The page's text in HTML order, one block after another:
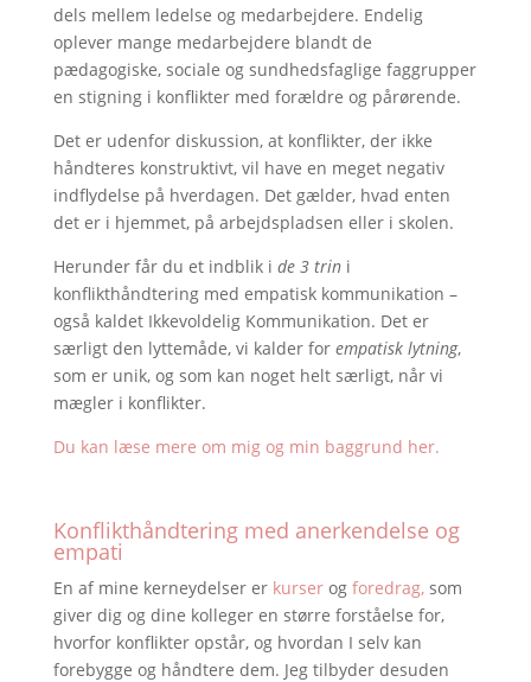
dels mellem ledelse og medarbejdere. Endelig
oplever mange medarbejdere blandt de
pædagogiske, sociale og sundhedsfaglige faggrupper
en stigning i konflikter med forældre og pårørende.
Det er udenfor diskussion, at konflikter, der ikke
håndteres konstruktivt, vil have en meget negativ
indflydelse på hverdagen. Det gælder, hvad enten
det er i hjemmet, på arbejdspladsen eller i skolen.
Herunder får du et indblik i de 3 trin i
konflikthåndtering med empatisk kommunikation –
også kaldet Ikkevoldelig Kommunikation. Det er
særligt den lyttemåde, vi kalder for empatisk lytning,
som er unik, og som kan noget helt særligt, når vi
mægler i konflikter.
Du kan læse mere om mig og min baggrund her.
Konflikthåndtering med anerkendelse og
empati
En af mine kerneydelser er kurserog foredrag,som
giver dig og dine kolleger en større forståelse for,
hvorfor konflikter opstår, og hvordan I selv kan
forebygge og håndtere dem. Jeg tilbyder desuden